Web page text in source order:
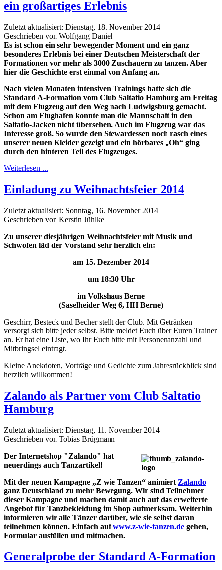
ein großartiges Erlebnis
Zuletzt aktualisiert: Dienstag, 18. November 2014
Geschrieben von Wolfgang Daniel
Es ist schon ein sehr bewegender Moment und ein ganz
besonderes Erlebnis bei einer Deutschen Meisterschaft der
Formationen vor mehr als 3000 Zuschauern zu tanzen. Aber
hier die Geschichte erst einmal von Anfang an.
Nach vielen Monaten intensiven Trainings hatte sich die
Standard A-Formation vom Club Saltatio Hamburg am Freitag
mit dem Flugzeug auf den Weg nach Ludwigsburg gemacht.
Schon am Flughafen konnte man die Mannschaft in den
Saltatio-Jacken nicht übersehen. Auch im Flugzeug war das
Interesse groß. So wurde den Stewardessen noch rasch eines
unserer neuen Kleider gezeigt und ein hörbares „Oh“ ging
durch den hinteren Teil des Flugzeuges.
Weiterlesen ...
Einladung zu Weihnachtsfeier 2014
Zuletzt aktualisiert: Sonntag, 16. November 2014
Geschrieben von Kerstin Jühlke
Zu unserer diesjährigen Weihnachtsfeier mit Musik und
Schwofen läd der Vorstand sehr herzlich ein:
am 15. Dezember 2014
um 18:30 Uhr
im Volkshaus Berne
(Saselheider Weg 6, HH Berne)
Geschirr, Besteck und Becher stellt der Club. Mit Getränken
versorgt sich bitte jeder selbst. Bitte meldet Euch über Euren Trainer
an. Er hat eine Liste, wo Ihr Euch bitte mit Personenanzahl und
Mitbringsel eintragt.
Kleine Anekdoten, Vorträge und Gedichte zum Jahresrückblick sind
herzlich willkommen!
Zalando als Partner vom Club Saltatio
Hamburg
Zuletzt aktualisiert: Dienstag, 11. November 2014
Geschrieben von Tobias Brügmann
Der Internetshop "Zalando" hat
neuerdings auch Tanzartikel!
Mit der neuen Kampagne „Z wie Tanzen“ animiert Zalando
ganz Deutschland zu mehr Bewegung. Wir sind Teilnehmer
dieser Kampagne und machen damit auch auf das erweiterte
Angebot für Tanzbekleidung im Shop aufmerksam. Weiterhin
informieren wir alle Tänzer darüber, wie sie selbst daran
teilnehmen können. Einfach aufwww.z-wie-tanzen.de gehen,
Formular ausfüllen und mitmachen.
Generalprobe der Standard A-Formation